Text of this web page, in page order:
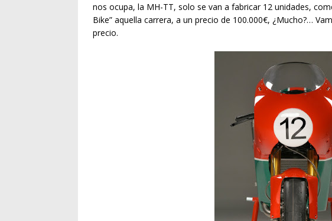
nos ocupa, la MH-TT, solo se van a fabricar 12 unidades,
Bike” aquella carrera, a un precio de 100.000€, ¿Mucho?…
precio.